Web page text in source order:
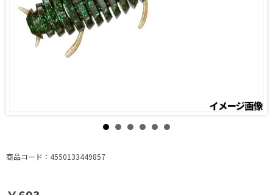
商品コード：4550133449857